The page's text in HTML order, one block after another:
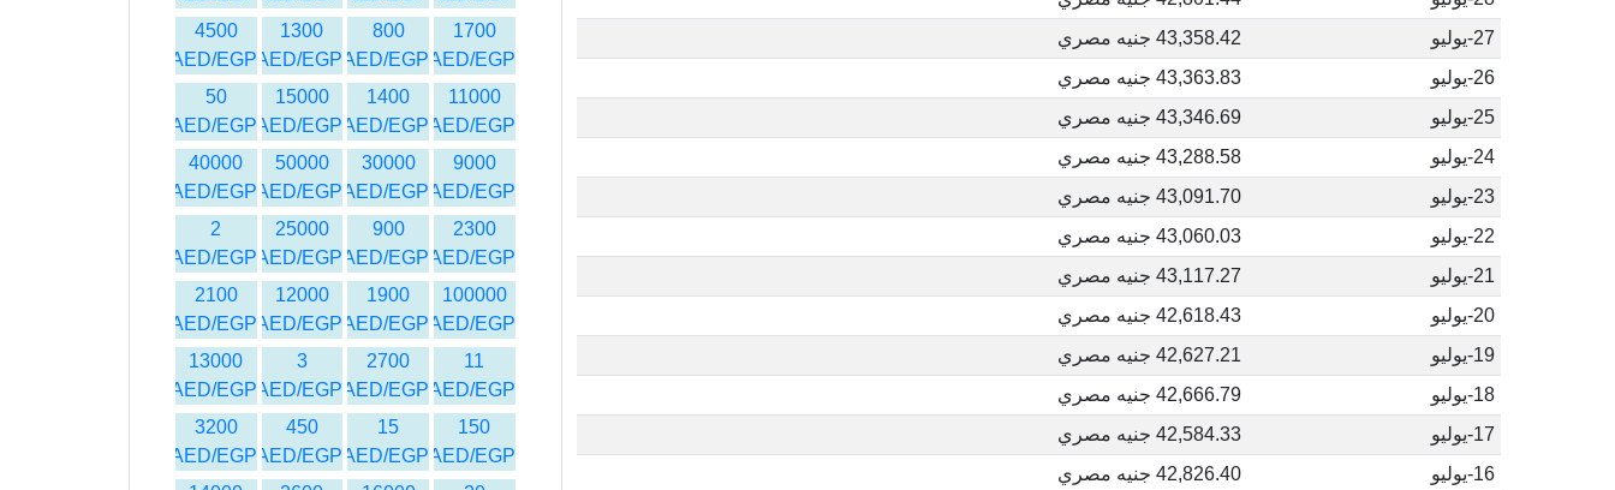
27-يوليو
43,358.42 جنيه مصري
26-يوليو
43,363.83 جنيه مصري
25-يوليو
43,346.69 جنيه مصري
24-يوليو
43,288.58 جنيه مصري
23-يوليو
43,091.70 جنيه مصري
22-يوليو
43,060.03 جنيه مصري
21-يوليو
43,117.27 جنيه مصري
20-يوليو
42,618.43 جنيه مصري
19-يوليو
42,627.21 جنيه مصري
18-يوليو
42,666.79 جنيه مصري
17-يوليو
42,584.33 جنيه مصري
16-يوليو
42,826.40 جنيه مصري
1700
AED/EGP
800
AED/EGP
1300
AED/EGP
4500
AED/EGP
11000
AED/EGP
1400
AED/EGP
15000
AED/EGP
50
AED/EGP
9000
AED/EGP
30000
AED/EGP
50000
AED/EGP
40000
AED/EGP
2300
AED/EGP
900
AED/EGP
25000
AED/EGP
2
AED/EGP
100000
AED/EGP
1900
AED/EGP
12000
AED/EGP
2100
AED/EGP
11
AED/EGP
2700
AED/EGP
3
AED/EGP
13000
AED/EGP
150
AED/EGP
15
AED/EGP
450
AED/EGP
3200
AED/EGP